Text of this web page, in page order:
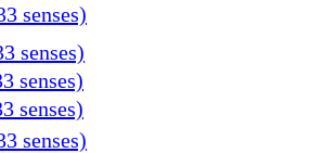
senses)
senses)
senses)
senses)
senses)